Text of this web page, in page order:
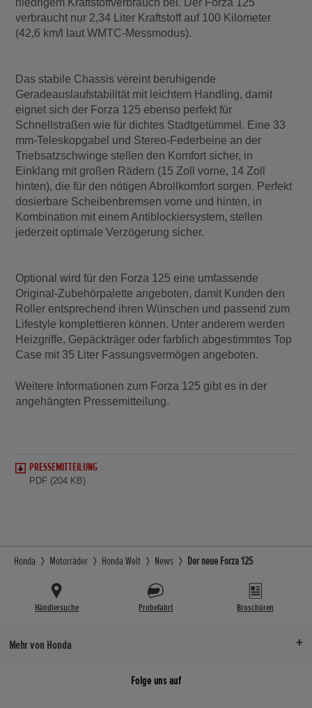
verbraucht nur 2,34 Liter Kraftstoff auf 100 Kilometer
(42,6 km/l laut WMTC-Messmodus).
Das stabile Chassis vereint beruhigende
Geradeauslaufstabilität mit leichtem Handling, damit
eignet sich der Forza 125 ebenso perfekt für
Schnellstraßen wie für dichtes Stadtgetümmel. Eine 33
mm-Teleskopgabel und Stereo-Federbeine an der
Triebsatzschwinge stellen den Komfort sicher, in
Einklang mit großen Rädern (15 Zoll vorne, 14 Zoll
hinten), die für den nötigen Abrollkomfort sorgen. Perfekt
dosierbare Scheibenbremsen vorne und hinten, in
Kombination mit einem Antiblockiersystem, stellen
jederzeit optimale Verzögerung sicher.
Optional wird für den Forza 125 eine umfassende
Original-Zubehörpalette angeboten, damit Kunden den
Roller entsprechend ihren Wünschen und passend zum
Lifestyle komplettieren können. Unter anderem werden
Heizgriffe, Gepäckträger oder farblich abgestimmtes Top
Case mit 35 Liter Fassungsvermögen angeboten.
Weitere Informationen zum Forza 125 gibt es in der
angehängten Pressemitteilung.
PRESSEMITTEILUNG
PDF (204 KB)
Honda Motorräder Honda Welt News Der neue Forza 125
Händlersuche Probefahrt Broschüren
Mehr von Honda
Folge uns auf